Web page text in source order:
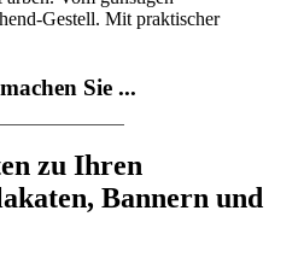
Gestell. Mit praktischer
Sie ...
zu Ihren
Bannern und